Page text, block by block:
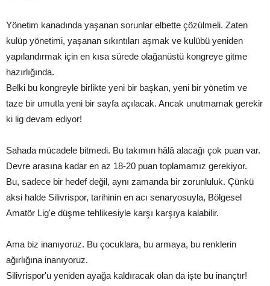
Yönetim kanadında yaşanan sorunlar elbette çözülmeli. Zaten
kulüp yönetimi, yaşanan sıkıntıları aşmak ve kulübü yeniden
yapılandırmak için en kısa sürede olağanüstü kongreye gitme
hazırlığında.
Belki bu kongreyle birlikte yeni bir başkan, yeni bir yönetim ve
taze bir umutla yeni bir sayfa açılacak. Ancak unutmamak gerekir
ki lig devam ediyor!
Sahada mücadele bitmedi. Bu takımın hâlâ alacağı çok puan var.
Devre arasına kadar en az 18-20 puan toplamamız gerekiyor.
Bu, sadece bir hedef değil, aynı zamanda bir zorunluluk. Çünkü
aksi halde Silivrispor, tarihinin en acı senaryosuyla, Bölgesel
Amatör Lig'e düşme tehlikesiyle karşı karşıya kalabilir.
Ama biz inanıyoruz. Bu çocuklara, bu armaya, bu renklerin
ağırlığına inanıyoruz.
Silivrispor'u yeniden ayağa kaldıracak olan da işte bu inançtır!